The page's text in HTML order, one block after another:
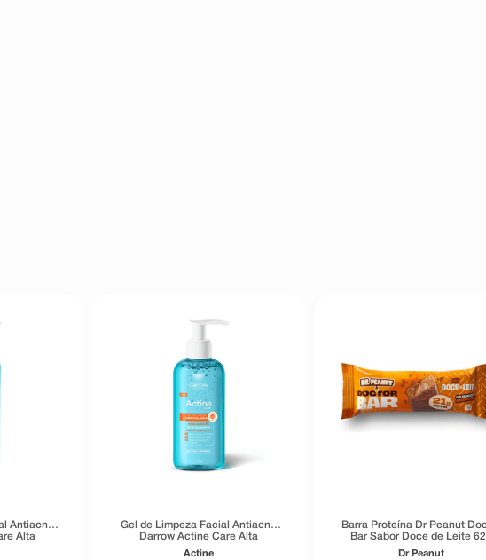
Antiacne
Alta
Gel de Limpeza Facial Antiacne
Darrow Actine Care Alta
Tolerância 140g
Actine
Barra Proteína Dr Peanut
Bar Sabor Doce de Leite
Dr Peanut